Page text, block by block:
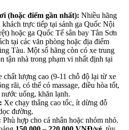
(hoặc điểm gần nhất): Nhiều hãng
trực tiếp tại sảnh ga Quốc Nội
hoặc ga Quốc Tế sân bay Tân Sơn
tại các văn phòng hoặc địa điểm
Tàu. Một số hãng còn có xe trung
tận nhà trong phạm vi nhất định tại
chất lượng cao (9-11 chỗ độ lại từ xe
rãi, có thể có massage, điều hòa tốt,
uống, khăn lạnh.
Xe chạy thẳng cao tốc, ít dừng đỗ
đường.
Phù hợp cho cá nhân hoặc nhóm nhỏ.